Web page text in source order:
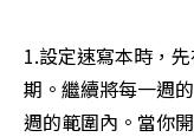
1.設定速寫本時，
期。繼續將每一週
週的範圍內。當你